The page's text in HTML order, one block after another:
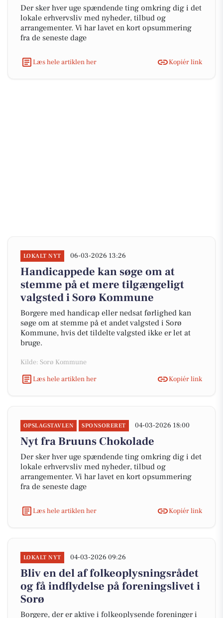
Der sker hver uge spændende ting omkring dig i det
lokale erhvervsliv med nyheder, tilbud og
arrangementer. Vi har lavet en kort opsummering
fra de seneste dage
Læs hele artiklen her Kopiér link
LOKALT NYT 06-03-2026 13:26
Handicappede kan søge om at
stemme på et mere tilgængeligt
valgsted i Sorø Kommune
Borgere med handicap eller nedsat førlighed kan
søge om at stemme på et andet valgsted i Sorø
Kommune, hvis det tildelte valgsted ikke er let at
bruge.
Kilde: Sorø Kommune
Læs hele artiklen her
Kopiér link
OPSLAGSTAVLEN SPONSORERET 04-03-2026 18:00
Nyt fra Bruuns Chokolade
Der sker hver uge spændende ting omkring dig i det
lokale erhvervsliv med nyheder, tilbud og
arrangementer. Vi har lavet en kort opsummering
fra de seneste dage
Læs hele artiklen her Kopiér link
LOKALT NYT 04-03-2026 09:26
Bliv en del af folkeoplysningsrådet
og få indflydelse på foreningslivet i
Sorø
Borgere, der er aktive i folkeoplysende foreninger i